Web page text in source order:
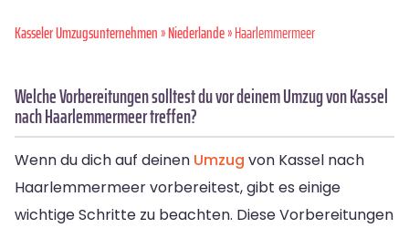
Kasseler Umzugsunternehmen»Niederlande» Haarlemmermeer
Welche Vorbereitungen solltest du vor deinem Umzug von Kassel
nach Haarlemmermeer treffen?
Wenn du dich auf deinen Umzug von Kassel nach
Haarlemmermeer vorbereitest, gibt es einige
wichtige Schritte zu beachten. Diese Vorbereitungen